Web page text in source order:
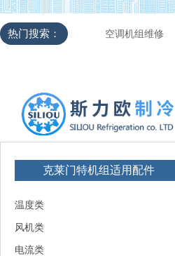
热门搜索： 空调机组维修
克莱门特机组适用配件
温度类
风机类
电流类